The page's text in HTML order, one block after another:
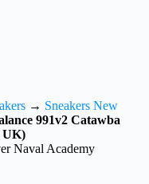
→ Sneakers New
991v2 Catawba
UK)
Naval Academy